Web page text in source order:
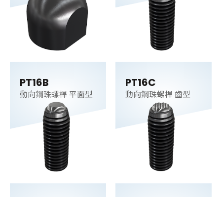
PT16B
動向鋼珠螺桿 平面型
PT16C
動向鋼珠螺桿 齒型